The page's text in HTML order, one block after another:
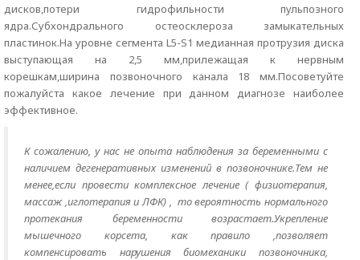
дисков,потери гидрофильности пульпозного
ядра.Субхондрального остеосклероза замыкательных
пластинок.На уровне сегмента L5-S1 медианная протрузия диска
выступающая на 2,5 мм,прилежащая к нервным
корешкам,ширина позвоночного канала 18 мм.Посоветуйте
пожалуйста какое лечение при данном диагнозе наиболее
эффективное.
К сожалению, у нас не опыта наблюдения за беременными с
наличием дегенеративных изменений в позвоночнике.Тем не
менее,если провести комплексное лечение ( физиотерапия,
массаж ,иглотерапия и ЛФК) , то вероятность нормального
протекания беременности возрастает.Укрепление
мышечного корсета, как правило ,позволяет
компенсировать нарушения биомеханики позвоночника,